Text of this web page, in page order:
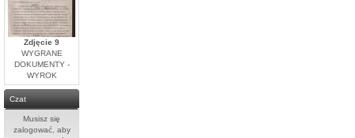
Zdjęcie 9
WYGRANE
DOKUMENTY -
WYROK
Czat
Musisz się
zalogować, aby